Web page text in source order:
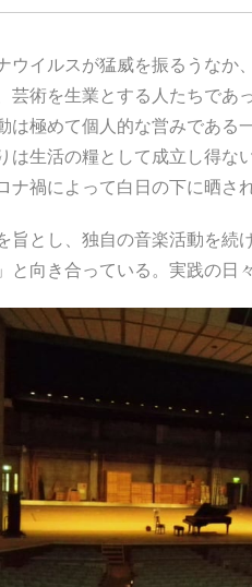
ウイルスが猛威を振るうなか
芸術を生業とする人たちで
は極めて個人的な営みである
は生活の糧として成立し得な
ナ禍によって白日の下に晒さ
旨とし、独自の音楽活動を続
と向き合っている。実践の日